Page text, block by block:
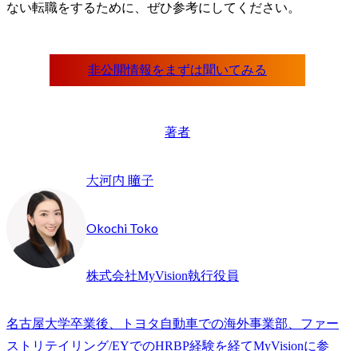
ない転職をするために、ぜひ参考にしてください。
著者
大河内 瞳子
Okochi Toko
株式会社MyVision執行役員
名古屋大学卒業後、トヨタ自動車での海外事業部、ファー
ストリテイリング/EYでのHRBP経験を経てMyVisionに参